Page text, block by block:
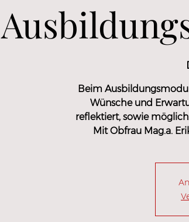
Beim
Wünsche und
reflektiert, sowie